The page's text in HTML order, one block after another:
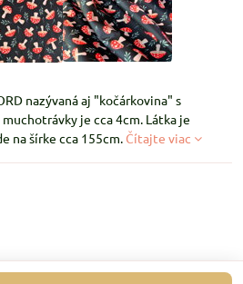
nazývaná aj "kočárkovina" s
je cca 4cm. Látka je
na šírke cca 155cm. Čítajte viac